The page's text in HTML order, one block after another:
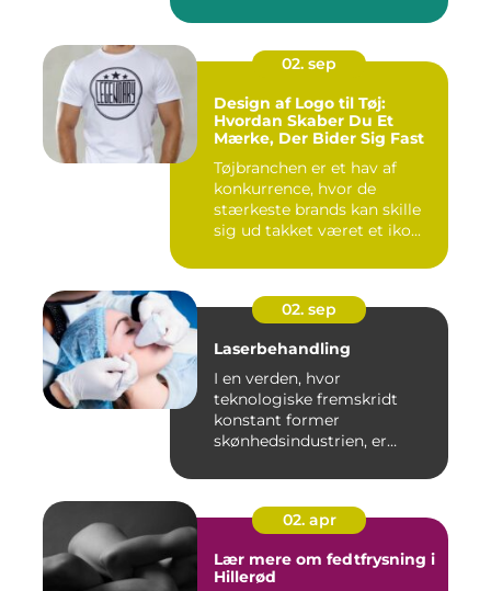
02. sep
Design af Logo til Tøj:
Hvordan Skaber Du Et
Mærke, Der Bider Sig Fast
Tøjbranchen er et hav af
konkurrence, hvor de
stærkeste brands kan skille
sig ud takket været et iko...
02. sep
Laserbehandling
I en verden, hvor
teknologiske fremskridt
konstant former
skønhedsindustrien, er
02. apr
Lær mere om fedtfrysning i
Hillerød